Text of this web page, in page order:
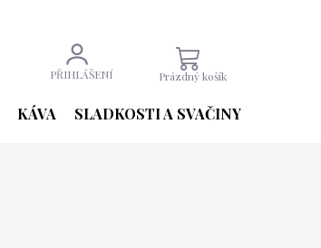
PŘIHLÁŠENÍ NÁKUPNÍ
KOŠÍK
Prázdný košík
KÁVA SLADKOSTI A SVAČINY